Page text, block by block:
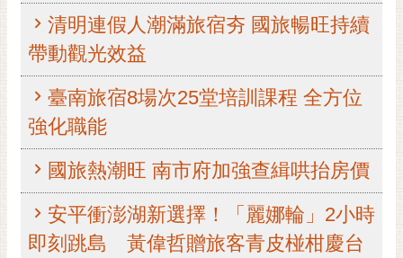
市民互動
黃
偉
螢
光
泉
花
清明連假人潮滿旅宿夯 國旅暢旺持續
帶動觀光效益
臺南旅宿8場次25堂培訓課程 全方位
強化職能
國旅熱潮旺 南市府加強查緝哄抬房價
安平衝澎湖新選擇！「麗娜輪」2小時
即刻跳島 黃偉哲贈旅客青皮椪柑慶台